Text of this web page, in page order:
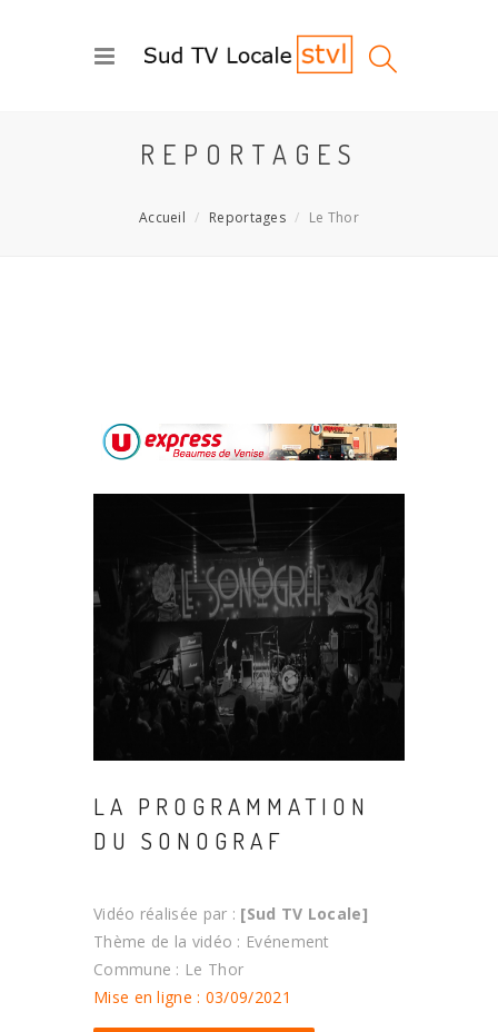
REPORTAGES
Accueil Reportages Le Thor
LA PROGRAMMATION
DU SONOGRAF
Vidéo réalisée par : [Sud TV Locale]
Thème de la vidéo : Evénement
Commune : Le Thor
Mise en ligne : 03/09/2021